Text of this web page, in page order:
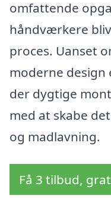
omfattende
håndværkere
proces. Uanset
moderne design
der dygtige
med at skabe
og madlavning.
Få 3 tilbud,